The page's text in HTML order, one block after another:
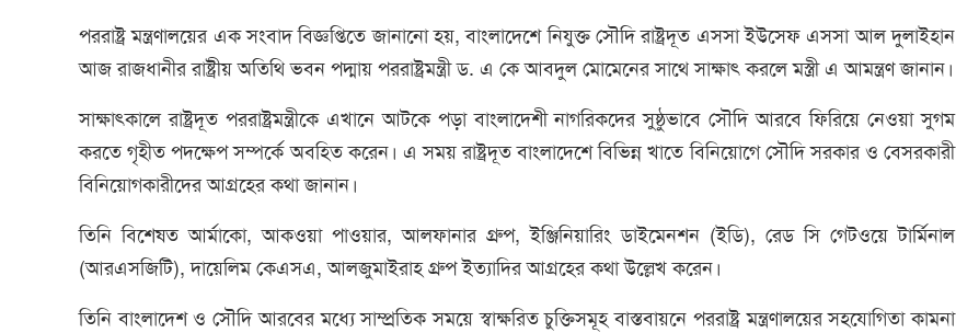
পররাষ্ট্র মন্ত্রণালয়ের এক সংবাদ বিজ্ঞপ্তিতে জানানো হয়, বাংলাদেশে নিযুক্ত সৌদি রাষ্ট্রদূত এসসা ইউসেফ এসসা আল দুলাইহান
আজ রাজধানীর রাষ্ট্রীয় অতিথি ভবন পদ্মায় পররাষ্ট্রমন্ত্রী ড. এ কে আবদুল মোমেনের সাথে সাক্ষাৎ করলে মস্ত্রী এ আমন্ত্রণ জানান।
সাক্ষাৎকালে রাষ্ট্রদূত পররাষ্ট্রমন্ত্রীকে এখানে আটকে পড়া বাংলাদেশী নাগরিকদের সুষ্ঠুভাবে সৌদি আরবে ফিরিয়ে নেওয়া সুগম
করতে গৃহীত পদক্ষেপ সম্পর্কে অবহিত করেন। এ সময় রাষ্ট্রদূত বাংলাদেশে বিভিন্ন খাতে বিনিয়োগে সৌদি সরকার ও বেসরকারী
বিনিয়োগকারীদের আগ্রহের কথা জানান।
তিনি বিশেষত আর্মাকো, আকওয়া পাওয়ার, আলফানার গ্রুপ, ইঞ্জিনিয়ারিং ডাইমেনশন (ইডি), রেড সি গেটওয়ে টার্মিনাল
(আরএসজিটি), দায়েলিম কেএসএ, আলজুমাইরাহ গ্রুপ ইত্যাদির আগ্রহের কথা উল্লেখ করেন।
তিনি বাংলাদেশ ও সৌদি আরবের মধ্যে সাম্প্রতিক সময়ে স্বাক্ষরিত চুক্তিসমূহ বাস্তবায়নে পররাষ্ট্র মন্ত্রণালয়ের সহযোগিতা কামনা